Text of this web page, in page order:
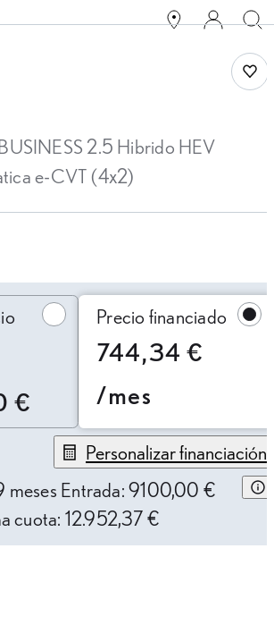
2.5 Hibrido HEV
e-CVT (4x2)
€
Precio financiado
744,34 €
/mes
Personalizar financiación
meses Entrada: 9100,00 €
cuota: 12.952,37 €